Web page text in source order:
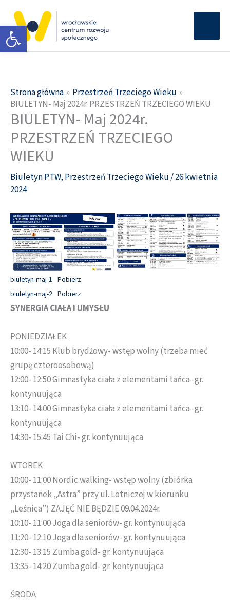
Otwórz pasek narzędzi
treści
Strona główna
Przestrzeń Trzeciego Wieku
BIULETYN- Maj 2024r. PRZESTRZEŃ TRZECIEGO WIEKU
BIULETYN- Maj 2024r.
PRZESTRZEŃ TRZECIEGO
WIEKU
Biuletyn PTW, Przestrzeń Trzeciego Wieku/26 kwietnia
2024
biuletyn-maj-1 Pobierz
biuletyn-maj-2 Pobierz
SYNERGIA CIAŁA I UMYSŁU
PONIEDZIAŁEK
10:00- 14:15 Klub brydżowy- wstęp wolny (trzeba mieć
grupę czteroosobową)
12:00- 12:50 Gimnastyka ciała z elementami tańca- gr.
kontynuująca
13:10- 14:00 Gimnastyka ciała z elementami tańca- gr.
kontynuująca
14:30- 15:45 Tai Chi- gr. kontynuująca
WTOREK
10:00- 11:00 Nordic walking- wstęp wolny (zbiórka
przystanek „Astra” przy ul. Lotniczej w kierunku
„Leśnica”) ZAJĘĆ NIE BĘDZIE 09.04.2024r.
10:10- 11:00 Joga dla seniorów- gr. kontynuująca
11:20- 12:10 Joga dla seniorów- gr. kontynuująca
12:30- 13:15 Zumba gold- gr. kontynuująca
13:35- 14:20 Zumba gold- gr. kontynuująca
ŚRODA